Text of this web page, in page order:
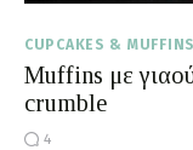
CUPCAKES & MUFFINS
Muffins με
crumble
4